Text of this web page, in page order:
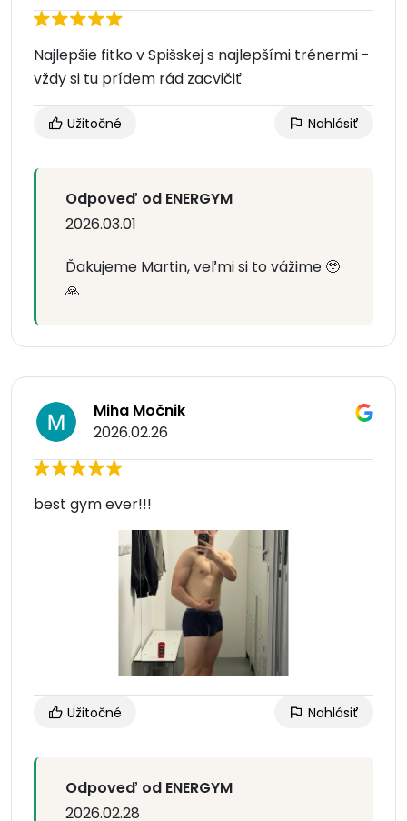
Najlepšie fitko v Spišskej s najlepšími trénermi -
vždy si tu prídem rád zacvičiť
Užitočné Nahlásiť
Odpoveď od ENERGYM
2026.03.01
Ďakujeme Martin, veľmi si to vážime 🥹
🙏
Miha Močnik
2026.02.26
best gym ever!!!
Užitočné Nahlásiť
Odpoveď od ENERGYM
2026.02.28